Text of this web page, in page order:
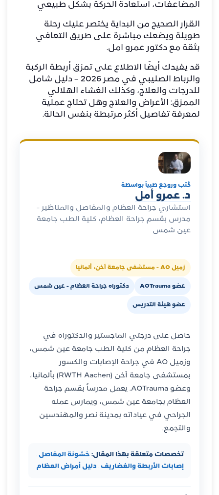
المضاعفات، استعادة الحركة بشكل طبيعي
القرار الصحيح من البداية يختصر عليك رحلة
طويلة ويضعك مباشرة على طريق التعافي
بثقة مع دكتور عمرو امل.
قد يفيدك أيضًا الاطلاع على تمزق أربطة الركبة
والرباط الصليبي في مصر 2026 – دليل شامل
للدرجات والعلاج، وكذلك
الغشاء الهلالي
الممزق: الأعراض والعلاج وهل تحتاج عملية
لمعرفة تفاصيل أكثر مرتبطة بنفس الحالة.
كُتب وروجع طبياً بواسطة
د. عمرو أمل
استشاري جراحة العظام والمفاصل والمناظير -
مدرس بقسم جراحة العظام، كلية الطب جامعة
عين شمس
زميل AO - مستشفى جامعة آخن، ألمانيا
عضو AOTrauma دكتوراه جراحة العظام - عين شمس
عضو هيئة التدريس
حاصل على درجتي الماجستير والدكتوراه في
جراحة العظام من كلية الطب جامعة عين شمس،
وزميل AO في جراحة الإصابات والكسور
بمستشفى جامعة آخن (RWTH Aachen) بألمانيا،
وعضو AOTrauma. يعمل مدرساً بقسم جراحة
العظام بجامعة عين شمس، ويمارس عمله
الجراحي في عياداته بمدينة نصر والمهندسين
والتجمع.
تخصصات متعلقة بهذا المقال: خشونة المفاصل ·
إصابات الأربطة والغضاريف · دليل أمراض العظام